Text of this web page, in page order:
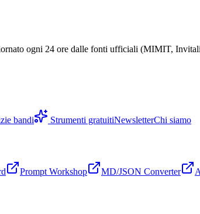
ogni 24 ore dalle fonti ufficiali (MIMIT,
bandi Strumenti gratuitiNewsletterChi siamo
Prompt Workshop MD/JSON Converter